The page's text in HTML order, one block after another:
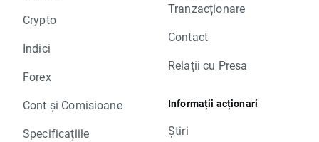
Crypto
Indici
Forex
Cont și Comisioane
Specificațiile
Tranzacționare
Contact
Relații cu Presa
Informații acționari
Știri